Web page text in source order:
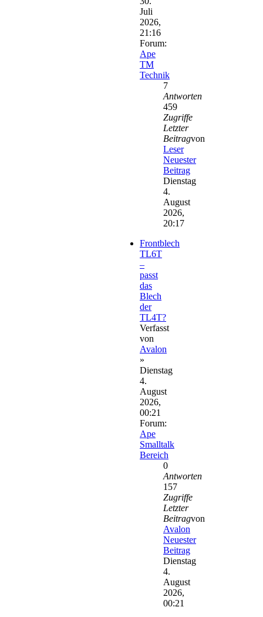
Juli
2026,
21:16
Forum:
Ape
TM
Technik
7
Antworten
459
Zugriffe
Letzter
Beitragvon
Leser
Neuester
Beitrag
Dienstag
4.
August
2026,
20:17
Frontblech
TL6T
–
passt
das
Blech
der
TL4T?
Verfasst
von
Avalon
»
Dienstag
4.
August
2026,
00:21
Forum:
Ape
Smalltalk
Bereich
0
Antworten
157
Zugriffe
Letzter
Beitragvon
Avalon
Neuester
Beitrag
Dienstag
4.
August
2026,
00:21